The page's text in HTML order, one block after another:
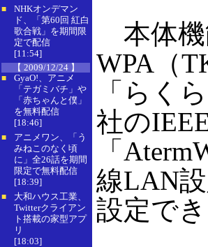
■
NHKオンデマン
ド、「第60回 紅白
歌合戦」を期間限
定で配信
[11:54]
【 2009/12/24 】
■
GyaO!、アニメ
「テガミバチ」や
「赤ちゃんと僕」
を無料配信
[18:46]
■
アニメワン、「う
みねこのなく頃
に」全26話を期間
限定で無料配信
[18:39]
■
大和ハウス工業、
Twitterクライアン
ト搭載の家型アプ
リ
[18:03]
本体機
WPA（
「らく
社の
「
線LAN
設定でき